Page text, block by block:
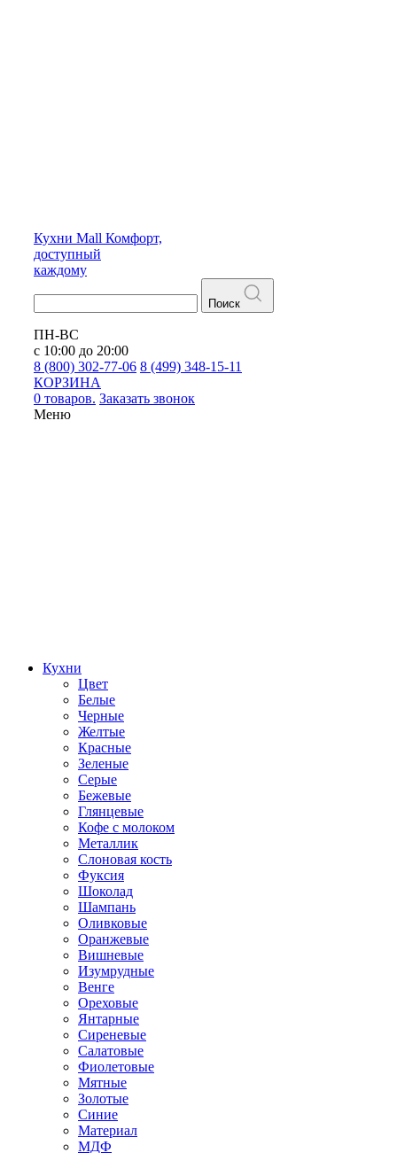
Кухни Mall Комфорт,
доступный
каждому
Поиск
ПН-ВС
с 10:00 до 20:00
8 (800) 302-77-06 8 (499) 348-15-11
КОРЗИНА
0 товаров. Заказать звонок
Меню
Кухни
Цвет
Белые
Черные
Желтые
Красные
Зеленые
Серые
Бежевые
Глянцевые
Кофе с молоком
Металлик
Слоновая кость
Фуксия
Шоколад
Шампань
Оливковые
Оранжевые
Вишневые
Изумрудные
Венге
Ореховые
Янтарные
Сиреневые
Салатовые
Фиолетовые
Мятные
Золотые
Синие
Материал
МДФ